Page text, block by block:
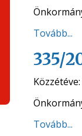
Tovább...
335/
Közzétéve:
Tovább...